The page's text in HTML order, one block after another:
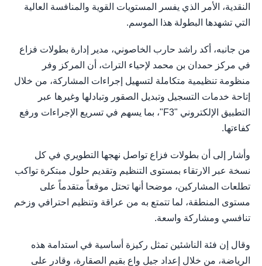
النقدية، الأمر الذي يفسر المستويات القوية والمنافسة العالية
التي تشهدها البطولة هذا الموسم.
من جانبه، أكد راشد حارب الخاصوني، مدير إدارة بطولات فزاع
في مركز حمدان بن محمد لإحياء التراث، أن المركز وفر
منظومة تنظيمية متكاملة لتسهيل إجراءات المشاركة، من خلال
إتاحة خدمات التسجيل وتبديل الصقور وتبادلها وغيرها عبر
التطبيق الإلكتروني "F3"، بما يسهم في تسريع الإجراءات ورفع
كفاءتها.
وأشار إلى أن بطولات فزاع تواصل نهجها التطويري في كل
نسخة عبر الارتقاء بمستوى التنظيم وتقديم حلول مبتكرة تواكب
تطلعات المشاركين، موضحا أنها تحتل موقعاً متقدماً على
مستوى المنطقة، لما تتمتع به من عراقة وتنظيم احترافي وزخم
تنافسي ومشاركة واسعة.
وقال إن فئة الناشئين تمثل ركيزة أساسية في استدامة هذه
الرياضة، من خلال إعداد جيل واعٍ بقيم الصقارة، وقادر على